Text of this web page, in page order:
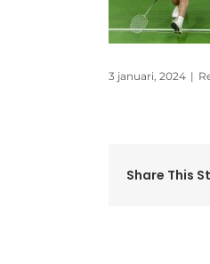
3 januari, 2024 |
Share This